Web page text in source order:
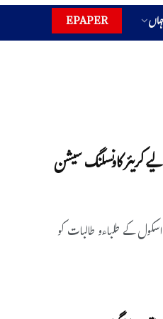
EPAPER
کریئر کاونسلنگ سیشن
کے طلباءو طالبات کو